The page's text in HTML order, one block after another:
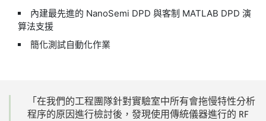
內建最先進的 NanoSemi DPD 與客制 MATLAB DPD 演
算法支援
簡化測試自動化作業
「在我們的工程 團隊針對實驗室中所有會拖慢特性分析
程序的原因進行檢討後， 發現使用傳統儀器進行的 RF